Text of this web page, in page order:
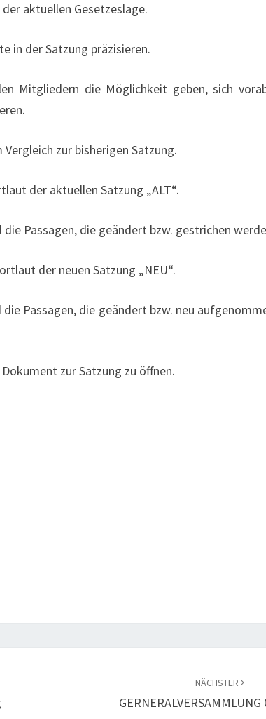
aktuellen Gesetzeslage.
in der Satzung präzisieren.
Mitgliedern die Möglichkeit geben, sich
zur bisherigen Satzung.
der aktuellen Satzung „ALT“.
Passagen, die geändert bzw. gestrichen
der neuen Satzung „NEU“.
Passagen, die geändert bzw. neu
zur Satzung zu öffnen.
NÄCHSTER